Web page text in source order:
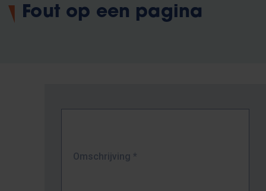
Fout op een pagina
Omschrijving *